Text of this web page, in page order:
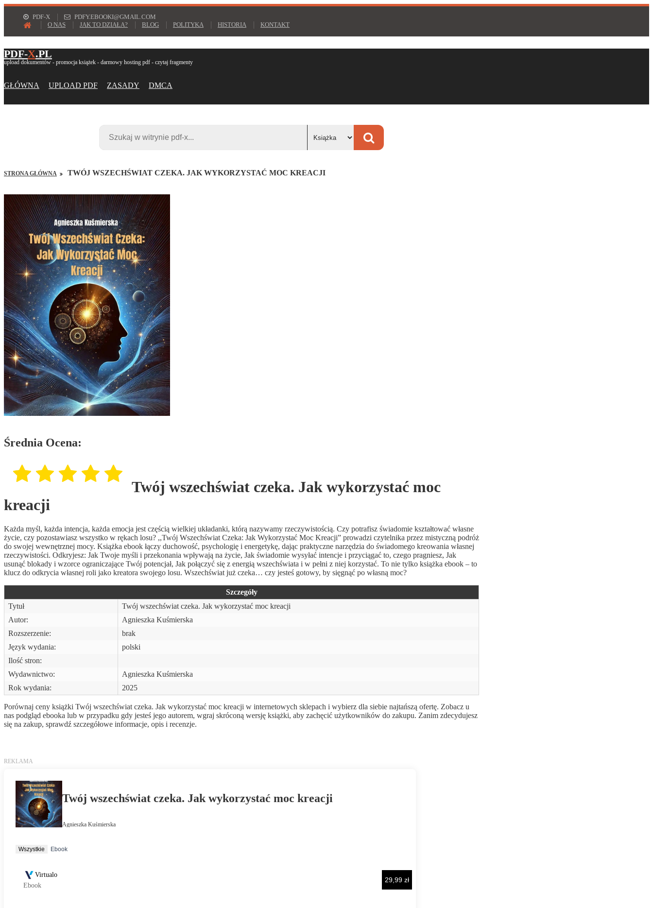
PDF-X
PDFY.EBOOKI@GMAIL.COM
O NAS
JAK TO DZIAŁA? BLOG POLITYKA HISTORIA KONTAKT
PDF-X.PL
upload dokumentów - promocja książek - darmowy hosting pdf - czytaj fragmenty
GŁÓWNA UPLOAD PDF ZASADY DMCA
STRONA GŁÓWNA TWÓJ WSZECHŚWIAT CZEKA. JAK WYKORZYSTAĆ MOC KREACJI
Średnia Ocena:
Twój wszechświat czeka. Jak wykorzystać moc
kreacji
Każda myśl, każda intencja, każda emocja jest częścią wielkiej układanki, którą nazywamy rzeczywistością. Czy potrafisz świadomie kształtować własne
życie, czy pozostawiasz wszystko w rękach losu? ,,Twój Wszechświat Czeka: Jak Wykorzystać Moc Kreacji” prowadzi czytelnika przez mistyczną podróż
do swojej wewnętrznej mocy. Książka ebook łączy duchowość, psychologię i energetykę, dając praktyczne narzędzia do świadomego kreowania własnej
rzeczywistości. Odkryjesz: Jak Twoje myśli i przekonania wpływają na życie, Jak świadomie wysyłać intencje i przyciągać to, czego pragniesz, Jak
usunąć blokady i wzorce ograniczające Twój potencjał, Jak połączyć się z energią wszechświata i w pełni z niej korzystać. To nie tylko książka ebook – to
klucz do odkrycia własnej roli jako kreatora swojego losu. Wszechświat już czeka… czy jesteś gotowy, by sięgnąć po własną moc?
Szczegóły
Tytuł
Twój wszechświat czeka. Jak wykorzystać moc kreacji
Autor:
Agnieszka Kuśmierska
Rozszerzenie:
brak
Język wydania:
polski
Ilość stron:
Wydawnictwo:
Agnieszka Kuśmierska
Rok wydania:
2025
Porównaj ceny książki Twój wszechświat czeka. Jak wykorzystać moc kreacji w internetowych sklepach i wybierz dla siebie najtańszą ofertę. Zobacz u
nas podgląd ebooka lub w przypadku gdy jesteś jego autorem, wgraj skróconą wersję książki, aby zachęcić użytkowników do zakupu. Zanim zdecydujesz
się na zakup, sprawdź szczegółowe informacje, opis i recenzje.